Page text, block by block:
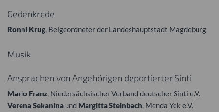
Gedenkrede
Ronni Krug, Beigeordneter der Landeshauptstadt Magdeburg
Musik
Ansprachen von Angehörigen deportierter Sinti
Mario Franz, Niedersächsischer Verband deutscher Sinti e.V.
Verena Sekanina und Margitta Steinbach, Menda Yek e.V.